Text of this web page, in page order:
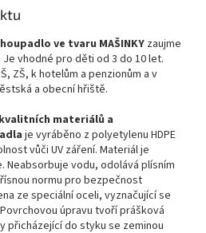
ve tvaru MAŠINKY zaujme
vhodné pro děti od 3 do 10 let.
ZŠ, k hotelům a penzionům a v
a obecní hřiště.
materiálů a
je vyráběno z polyetylenu HDPE
vůči UV záření. Materiál je
vodu, odolává plísním
normu pro bezpečnost
ze speciální oceli, vyznačující se
úpravu tvoří prášková
přicházející do styku se zeminou